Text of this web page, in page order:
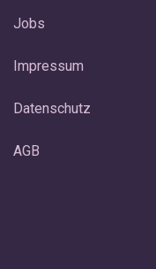
Jobs
Impressum
Datenschutz
AGB